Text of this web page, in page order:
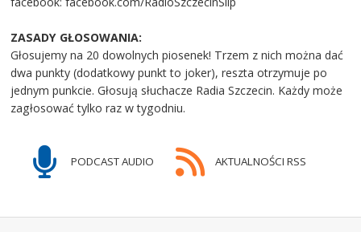
ZASADY GŁOSOWANIA:
Głosujemy na 20 dowolnych piosenek! Trzem z nich można dać
dwa punkty (dodatkowy punkt to joker), reszta otrzymuje po
jednym punkcie. Głosują słuchacze Radia Szczecin. Każdy może
zagłosować tylko raz w tygodniu.
PODCAST AUDIO AKTUALNOŚCI RSS